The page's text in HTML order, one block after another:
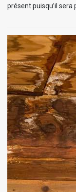
présent puisqu’il